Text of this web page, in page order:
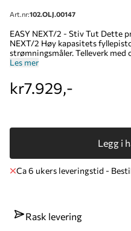
Art.nr:102.OLJ.00147
EASY NEXT/2 - Stiv Tut Dette produktet er egnet for: Olje EASY
NEXT/2 Høy kapasitets fyllepistol med elektronisk
strømningsmåler. Telleverk
med lavt rykkstap. Den høye strømningshastigheten til telleverket
no-drip munnstykke (tilgjengelig
sikrer ren, rask og sikker levering. OBS! - Fylletuten kjøpes ved siden
Les mer
kr7.929,-
Legg i
Ca 6 ukers leveringstid -
Rask levering